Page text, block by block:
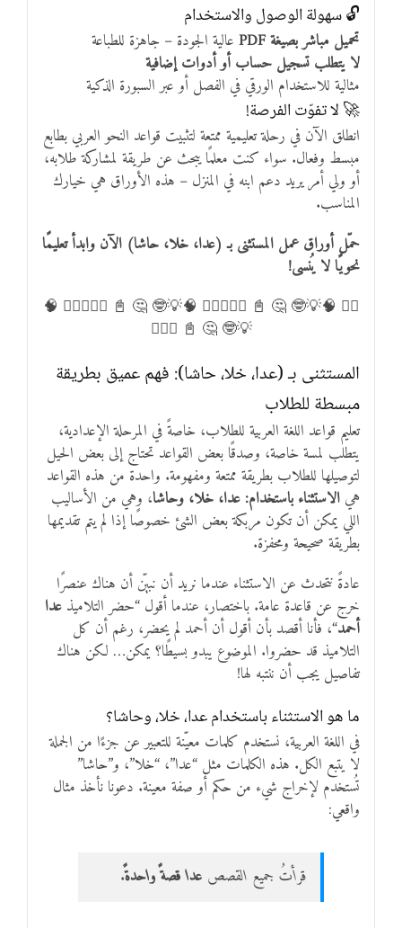
🔓 سهولة الوصول والاستخدام
تحميل مباشر بصيغة PDF
عالية الجودة – جاهزة للطباعة
لا يتطلب تسجيل حساب أو أدوات إضافية
مثالية للاستخدام الورقي في الفصل أو عبر السبورة الذكية
🚀 لا تفوّت الفرصة!
انطلق الآن في رحلة تعليمية ممتعة لتثبيت قواعد النحو العربي بطابع
مبسط وفعال. سواء كنت معلمًا يبحث عن طريقة لمشاركة طلابه،
أو ولي أمر يريد دعم ابنه في المنزل – هذه الأوراق هي خيارك
المناسب.
حمّل أوراق عمل المستثنى بـ (عدا، خلا، حاشا) الآن وابدأ تعليمًا
نحويًا لا يُنسى!
✍🏻 🧠💡🤓 🤔 📓 ✍🏻💡✍🏻 🧠💡🤓 🤔 📓 ✍🏻💡✍🏻 🧠
💡🤓 🤔 📓 ✍🏻💡
المستثنى بـ (عدا، خلا، حاشا): فهم عميق بطريقة
مبسطة للطلاب
تعليم قواعد اللغة العربية للطلاب، خاصةً في المرحلة الإعدادية،
يتطلب لمسة خاصة، وصدقًا بعض القواعد تحتاج إلى بعض الحيل
لتوصيلها للطلاب بطريقة ممتعة ومفهومة. واحدة من هذه القواعد
هي الاستثناء باستخدام: عدا، خلا، وحاشا، وهي من الأساليب
اللي يمكن أن تكون مربكة بعض الشئ خصوصًا إذا لم يتم تقديمها
بطريقة صحيحة ومحفزة.
عادةً نتحدث عن الاستثناء عندما نريد أن نبيّن أن هناك عنصرًا
خرج عن قاعدة عامة. باختصار، عندما أقول “حضر التلاميذ عدا
أحمد“، فأنا أقصد بأن أقول أن أحمد لم يحضر، رغم أن كل
التلاميذ قد حضروا. الموضوع يبدو بسيطًا؟ يمكن… لكن هناك
تفاصيل يجب أن ننتبه لها!
ما هو الاستثناء باستخدام عدا، خلا، وحاشا؟
في اللغة العربية، نستخدم كلمات معيّنة للتعبير عن جزءًا من الجملة
لا يتبع الكل. هذه الكلمات مثل “عدا”، “خلا”، و”حاشا”
تُستخدم لإخراج شيء من حكم أو صفة معينة. دعونا نأخذ مثال
واقعي:
قرأتُ جميع القصص عدا قصةً واحدةً.